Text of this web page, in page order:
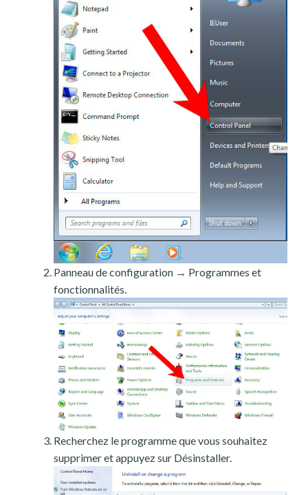
Panneau de configuration → Programmes et
fonctionnalités.
Recherchez le programme que vous souhaitez
supprimer et appuyez sur Désinstaller.